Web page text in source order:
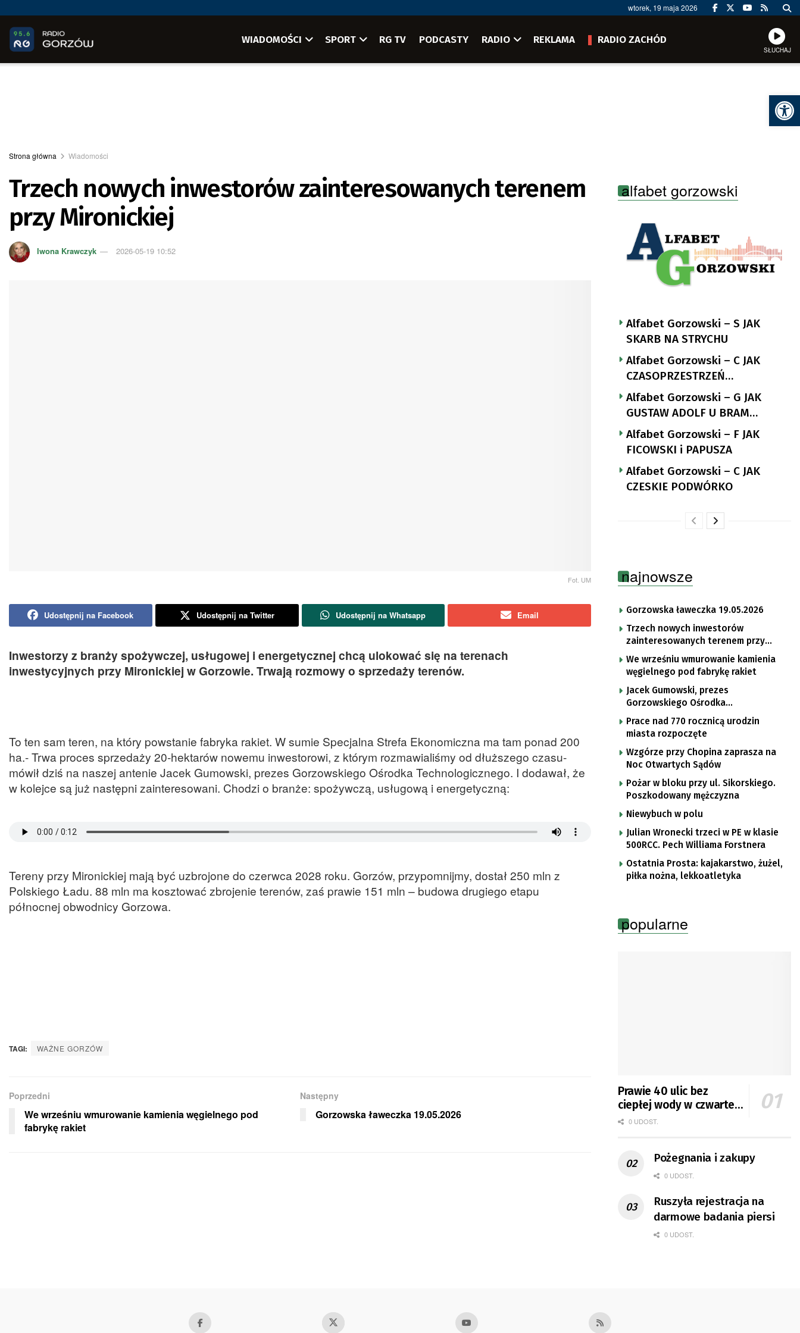
wtorek, 19 maja 2026
WIADOMOŚCI SPORT RG TV PODCASTY RADIO REKLAMA RADIO ZACHÓD
SŁUCHAJ
Strona główna Wiadomości
Trzech nowych inwestorów zainteresowanych terenem
przy Mironickiej
Iwona Krawczyk 2026-05-19 10:52
Fot. UM
Udostępnij na Facebook Udostępnij na Twitter Udostępnij na Whatsapp Email
Inwestorzy z branży spożywczej, usługowej i energetycznej chcą ulokować się na terenach
inwestycyjnych przy Mironickiej w Gorzowie. Trwają rozmowy o sprzedaży terenów.
To ten sam teren, na który powstanie fabryka rakiet. W sumie Specjalna Strefa Ekonomiczna ma tam ponad 200
ha.- Trwa proces sprzedaży 20-hektarów nowemu inwestorowi, z którym rozmawialiśmy od dłuższego czasu-
mówił dziś na naszej antenie Jacek Gumowski, prezes Gorzowskiego Ośrodka Technologicznego. I dodawał, że
w kolejce są już następni zainteresowani. Chodzi o branże: spożywczą, usługową i energetyczną:
Tereny przy Mironickiej mają być uzbrojone do czerwca 2028 roku. Gorzów, przypomnijmy, dostał 250 mln z
Polskiego Ładu. 88 mln ma kosztować zbrojenie terenów, zaś prawie 151 mln – budowa drugiego etapu
północnej obwodnicy Gorzowa.
TAGI: WAŻNE GORZÓW
Poprzedni
We wrześniu wmurowanie kamienia węgielnego pod
fabrykę rakiet
Następny
Gorzowska ławeczka 19.05.2026
alfabet gorzowski
Alfabet Gorzowski – S JAK
SKARB NA STRYCHU
Alfabet Gorzowski – C JAK
CZASOPRZESTRZEŃ
NUTTGENSA
Alfabet Gorzowski – G JAK
GUSTAW ADOLF U BRAM
LANDSBERGA
Alfabet Gorzowski – F JAK
FICOWSKI i PAPUSZA
Alfabet Gorzowski – C JAK
CZESKIE PODWÓRKO
najnowsze
Gorzowska ławeczka 19.05.2026
Trzech nowych inwestorów
zainteresowanych terenem przy
Mironickiej
We wrześniu wmurowanie kamienia
węgielnego pod fabrykę rakiet
Jacek Gumowski, prezes
Gorzowskiego Ośrodka
Technologicznego
Prace nad 770 rocznicą urodzin
miasta rozpoczęte
Wzgórze przy Chopina zaprasza na
Noc Otwartych Sądów
Pożar w bloku przy ul. Sikorskiego.
Poszkodowany mężczyzna
Niewybuch w polu
Julian Wronecki trzeci w PE w klasie
500RCC. Pech Williama Forstnera
Ostatnia Prosta: kajakarstwo, żużel,
piłka nożna, lekkoatletyka
popularne
Prawie 40 ulic bez
ciepłej wody w czwartek
i piątek
0 UDOST.
Pożegnania i zakupy
0 UDOST.
Ruszyła rejestracja na
darmowe badania piersi
0 UDOST.